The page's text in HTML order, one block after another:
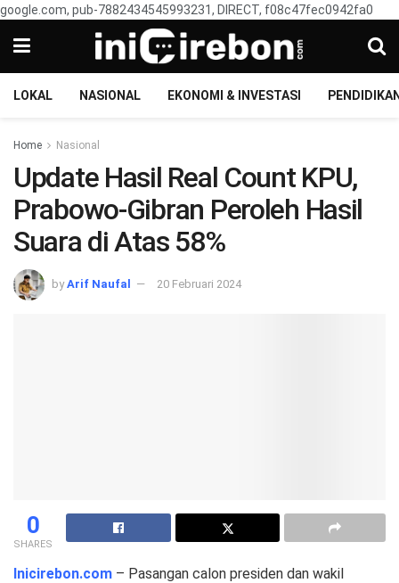
google.com, pub-7882434545993231, DIRECT, f08c47fec0942fa0
LOKAL NASIONAL EKONOMI & INVESTASI
Home Nasional
Update Hasil Real Count KPU,
Prabowo-Gibran Peroleh Hasil
Suara di Atas 58%
by Arif Naufal 20 Februari 2024
0
SHARES
Inicirebon.com – Pasangan calon presiden dan wakil